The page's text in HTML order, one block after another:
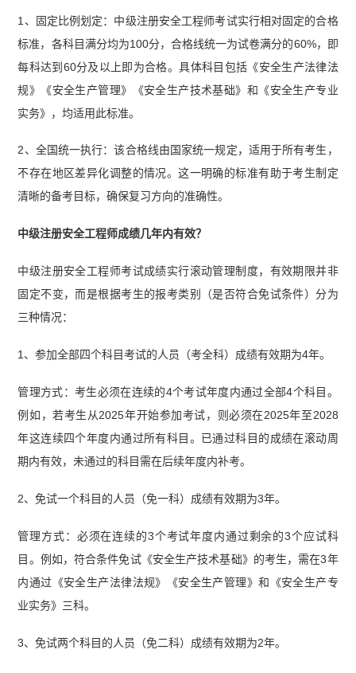
版）】 【2025 年中级注册安全工程师《安全生产
管理》真题及答案解析】
1、固定比例划定：中级注册安全工程师考试实行相对固定的合格
标准，各科目满分均为100分，合格线统一为试卷满分的60%，即
每科达到60分及以上即为合格。具体科目包括《安全生产法律法
规》《安全生产管理》《安全生产技术基础》和《安全生产专业
实务》，均适用此标准。
2、全国统一执行：该合格线由国家统一规定，适用于所有考生，
不存在地区差异化调整的情况。这一明确的标准有助于考生制定
清晰的备考目标，确保复习方向的准确性。
中级注册安全工程师成绩几年内有效？
中级注册安全工程师考试成绩实行滚动管理制度，有效期限并非
固定不变，而是根据考生的报考类别（是否符合免试条件）分为
三种情况：
1、参加全部四个科目考试的人员（考全科）成绩有效期为4年。
管理方式：考生必须在连续的4个考试年度内通过全部4个科目。
例如，若考生从2025年开始参加考试，则必须在2025年至2028
年这连续四个年度内通过所有科目。已通过科目的成绩在滚动周
期内有效，未通过的科目需在后续年度内补考。
2、免试一个科目的人员（免一科）成绩有效期为3年。
管理方式：必须在连续的3个考试年度内通过剩余的3个应试科
目。例如，符合条件免试《安全生产技术基础》的考生，需在3年
内通过《安全生产法律法规》《安全生产管理》和《安全生产专
业实务》三科。
3、免试两个科目的人员（免二科）成绩有效期为2年。